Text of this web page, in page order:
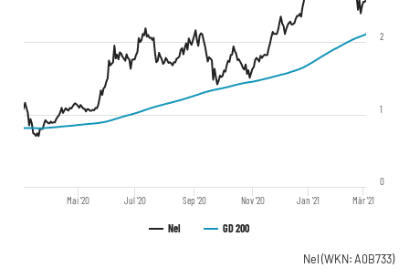
Nel GD 200
Mai '20 Jul '20 Sep '20 Nov '20 Jan '21 Mär '21
0
1
2
Nel (WKN: A0B733)